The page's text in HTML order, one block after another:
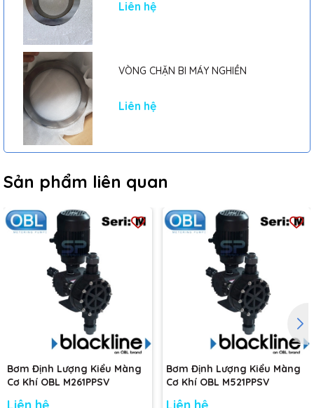
Liên hệ
VÒNG CHẶN BI MÁY NGHIỀN
Liên hệ
Sản phẩm liên quan
Bơm Định Lượng Kiểu Màng
Cơ Khí OBL M261PPSV
Bơm Định Lượng Kiểu Màng
Cơ Khí OBL M521PPSV